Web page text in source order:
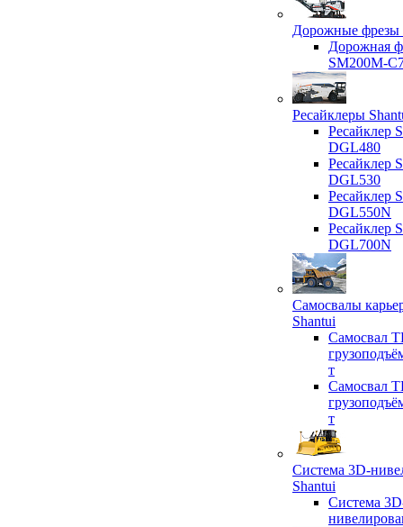
Дорожные фрезы
Дорожная
SM200M-
Ресайклеры
Ресайклер
DGL480
Ресайклер
DGL530
Ресайклер
DGL550N
Ресайклер
DGL700N
Самосвалы
Shantui
Самосвал
т
Самосвал
т
Система 3D-
Shantui
Система